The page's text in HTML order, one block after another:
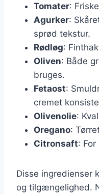
Tomater:
Agurker:
sprød tekstur.
Rødløg:
Oliven: Både
bruges.
Fetaost:
cremet
Olivenolie:
Oregano:
Citronsaft:
Disse ingredienser
og tilgængelighed.